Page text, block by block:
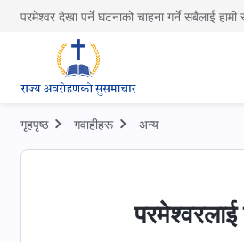
परमेश्वर देखा पर्ने घटनाको चाहना गर्ने सबैलाई हामी
गृहपृष्ठ गवाहीहरू अन्य